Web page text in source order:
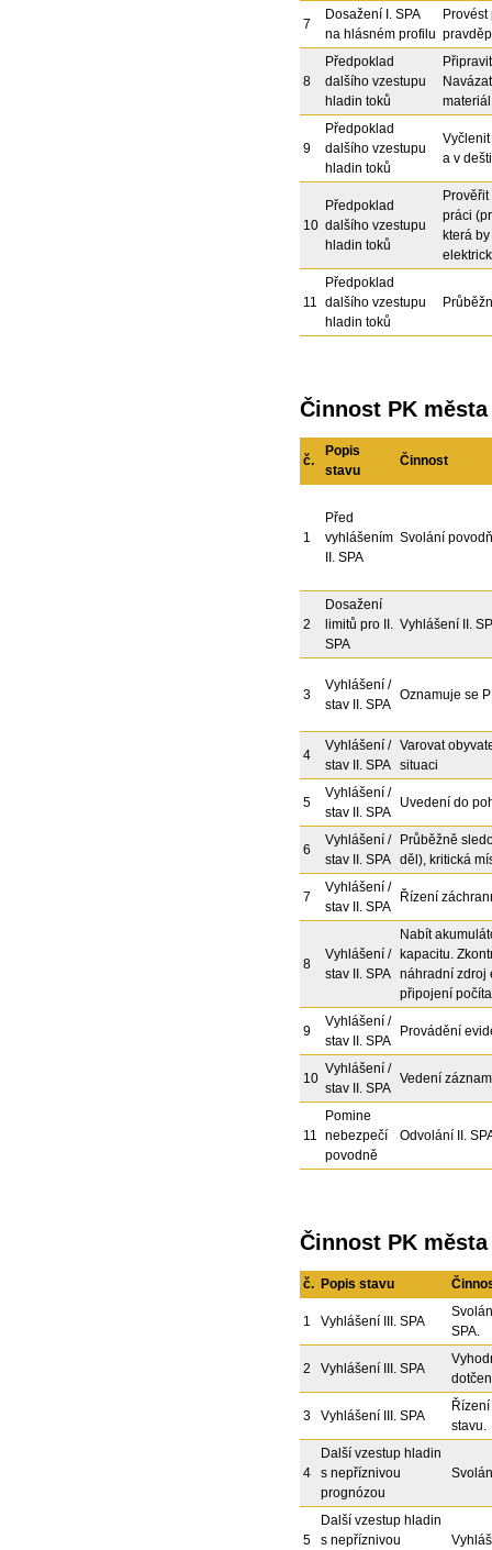
7
Dosažení I. SPA
na hlásném profilu
8
Předpoklad
dalšího vzestupu
hladin toků
9
Předpoklad
dalšího vzestupu
hladin toků
a v
10
Předpoklad
dalšího vzestupu
hladin toků
práci
která
11
Předpoklad
dalšího vzestupu
hladin toků
Činnost PK
č.
Popis
stavu
Činnost
1
Před
vyhlášením
II. SPA
Svolání
2
Dosažení
limitů pro II.
SPA
Vyhlášení II.
3
Vyhlášení /
stav II. SPA
Oznamuje se
4
Vyhlášení /
stav II. SPA
Varovat
situaci
5
Vyhlášení /
stav II. SPA
Uvedení do
6
Vyhlášení /
stav II. SPA
Průběžně
děl), kritická
7
Vyhlášení /
stav II. SPA
Řízení
8
Vyhlášení /
stav II. SPA
Nabít
kapacitu.
náhradní zdroj
připojení
9
Vyhlášení /
stav II. SPA
Provádění
10
Vyhlášení /
stav II. SPA
Vedení
11
Pomine
nebezpečí
povodně
Odvolání II.
Činnost PK
č. Popis stavu
1 Vyhlášení III. SPA
SPA.
2 Vyhlášení III. SPA
3 Vyhlášení III. SPA
stavu.
4
Další vzestup hladin
s nepříznivou
prognózou
5
Další vzestup hladin
s nepříznivou